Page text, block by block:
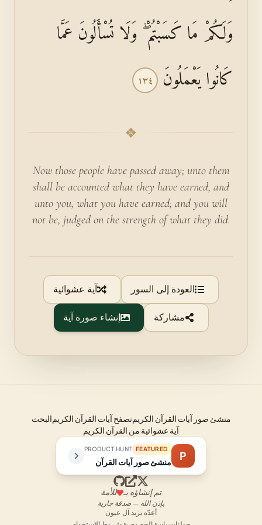
وَلَكُمْ مَا كَسَبْتُمْ ۖ وَلَا تُسْأَلُونَ عَمَّا
كَانُوا يَعْمَلُونَ ١٣٤
❖
Now those people have passed away; unto them
shall be accounted what they have earned, and
unto you, what you have earned; and you will
not be, judged on the strength of what they did.
العودة إلى السور آية عشوائية
مشاركة إنشاء صورة آية
منشئ صور آيات القرآن الكريمتصفح آيات القرآن الكريمالبحث
آية عشوائية من القرآن الكريم
P
FEATURED
PRODUCT HUNT
منشئ صور آيات القرآن
تم إنشاؤه بـ للأمة
بإذن الله — صدقة جارية
أعدّه يزيد آل عيون